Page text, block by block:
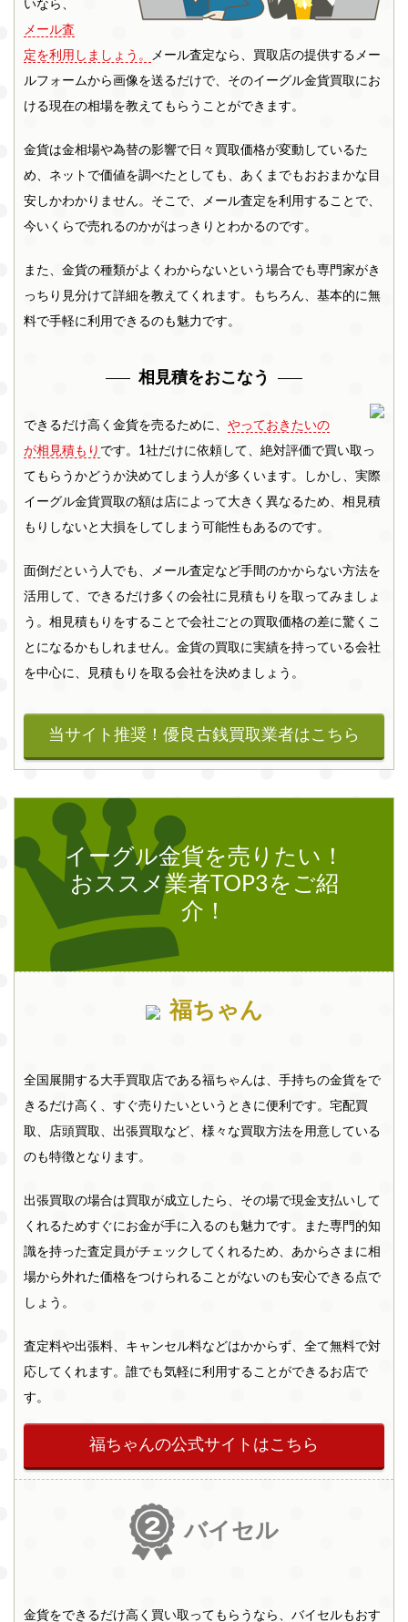
いなら、
メール査
定を利用しましょう。
メール査定なら、買取店の提供するメー
ルフォームから画像を送るだけで、そのイーグル金貨買取にお
ける現在の相場を教えてもらうことができます。
金貨は金相場や為替の影響で日々買取価格が変動しているた
め、ネットで価値を調べたとしても、あくまでもおおまかな目
安しかわかりません。そこで、メール査定を利用することで、
今いくらで売れるのかがはっきりとわかるのです。
また、金貨の種類がよくわからないという場合でも専門家がき
っちり見分けて詳細を教えてくれます。もちろん、基本的に無
料で手軽に利用できるのも魅力です。
相見積をおこなう
できるだけ高く金貨を売るために、 やっておきたいの
が相見積もり です。1社だけに依頼して、絶対評価で買い取っ
てもらうかどうか決めてしまう人が多くいます。しかし、実際
イーグル金貨買取の額は店によって大きく異なるため、相見積
もりしないと大損をしてしまう可能性もあるのです。
面倒だという人でも、メール査定など手間のかからない方法を
活用して、できるだけ多くの会社に見積もりを取ってみましょ
う。相見積もりをすることで会社ごとの買取価格の差に驚くこ
とになるかもしれません。金貨の買取に実績を持っている会社
を中心に、見積もりを取る会社を決めましょう。
当サイト推奨！優良古銭買取業者はこちら
イーグル金貨を売りたい！
おススメ業者TOP3をご紹
介！
福ちゃん
全国展開する大手買取店である福ちゃんは、手持ちの金貨をで
きるだけ高く、すぐ売りたいというときに便利です。宅配買
取、店頭買取、出張買取など、様々な買取方法を用意している
のも特徴となります。
出張買取の場合は買取が成立したら、その場で現金支払いして
くれるためすぐにお金が手に入るのも魅力です。また専門的知
識を持った査定員がチェックしてくれるため、あからさまに相
場から外れた価格をつけられることがないのも安心できる点で
しょう。
査定料や出張料、キャンセル料などはかからず、全て無料で対
応してくれます。誰でも気軽に利用することができるお店で
す。
福ちゃんの公式サイトはこちら
バイセル
金貨をできるだけ高く買い取ってもらうなら、バイセルもおす